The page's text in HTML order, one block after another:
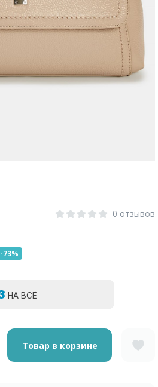
0 отзывов
-73%
НА ВСЁ
Товар в корзине